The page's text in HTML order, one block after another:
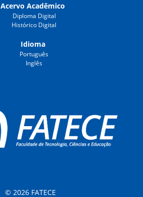
Acervo Acadêmico
Diploma Digital
Histórico Digital
Idioma
Português
Inglês
© 2026 FATECE